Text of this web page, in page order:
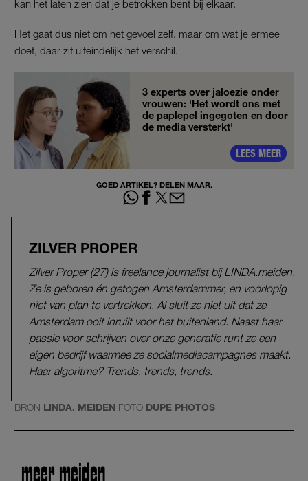
kan het laten zien dat je betrokken bent bij elkaar.
Het gaat dus niet om het gevoel zelf, maar om wat je ermee
doet, daar zit uiteindelijk het verschil.
3 experts over jaloezie onder
vrouwen: 'Het wordt ons met
de paplepel ingegoten en door
de media versterkt'
LEES MEER
GOED ARTIKEL? DELEN MAAR.
ZILVER PROPER
Zilver Proper (27) is freelance journalist bij LINDA.meiden.
Ze is geboren én getogen Amsterdammer, en voorlopig
niet van plan te vertrekken. Al sluit ze niet uit dat ze
Amsterdam ooit inruilt voor het buitenland. Naast haar
passie voor schrijven over onze generatie runt ze een
eigen bedrijf waarmee ze socialmediacampagnes maakt.
Haar algoritme? Trends, trends, trends.
BRON LINDA. MEIDEN FOTO DUPE PHOTOS